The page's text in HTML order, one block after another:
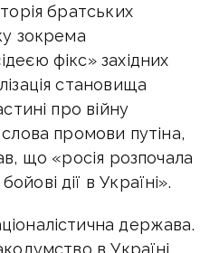
братських
зокрема
фікс» західних
становища
про війну
промови путіна,
що «росія розпочала
дії в Україні».
держава.
в Україні